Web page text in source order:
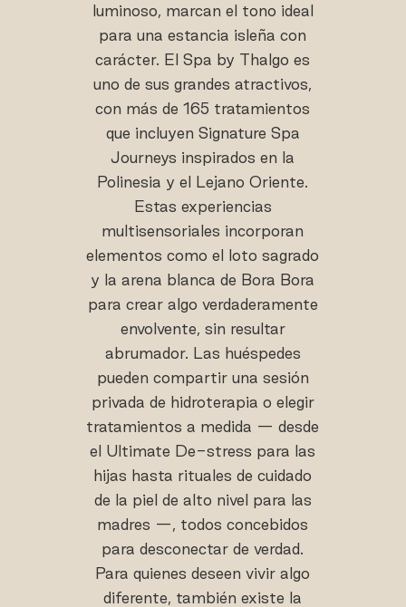
luminoso, marcan el tono ideal
para una estancia isleña con
carácter. El Spa by Thalgo es
uno de sus grandes atractivos,
con más de 165 tratamientos
que incluyen Signature Spa
Journeys inspirados en la
Polinesia y el Lejano Oriente.
Estas experiencias
multisensoriales incorporan
elementos como el loto sagrado
y la arena blanca de Bora Bora
para crear algo verdaderamente
envolvente, sin resultar
abrumador. Las huéspedes
pueden compartir una sesión
privada de hidroterapia o elegir
tratamientos a medida — desde
el Ultimate De-stress para las
hijas hasta rituales de cuidado
de la piel de alto nivel para las
madres —, todos concebidos
para desconectar de verdad.
Para quienes deseen vivir algo
diferente, también existe la